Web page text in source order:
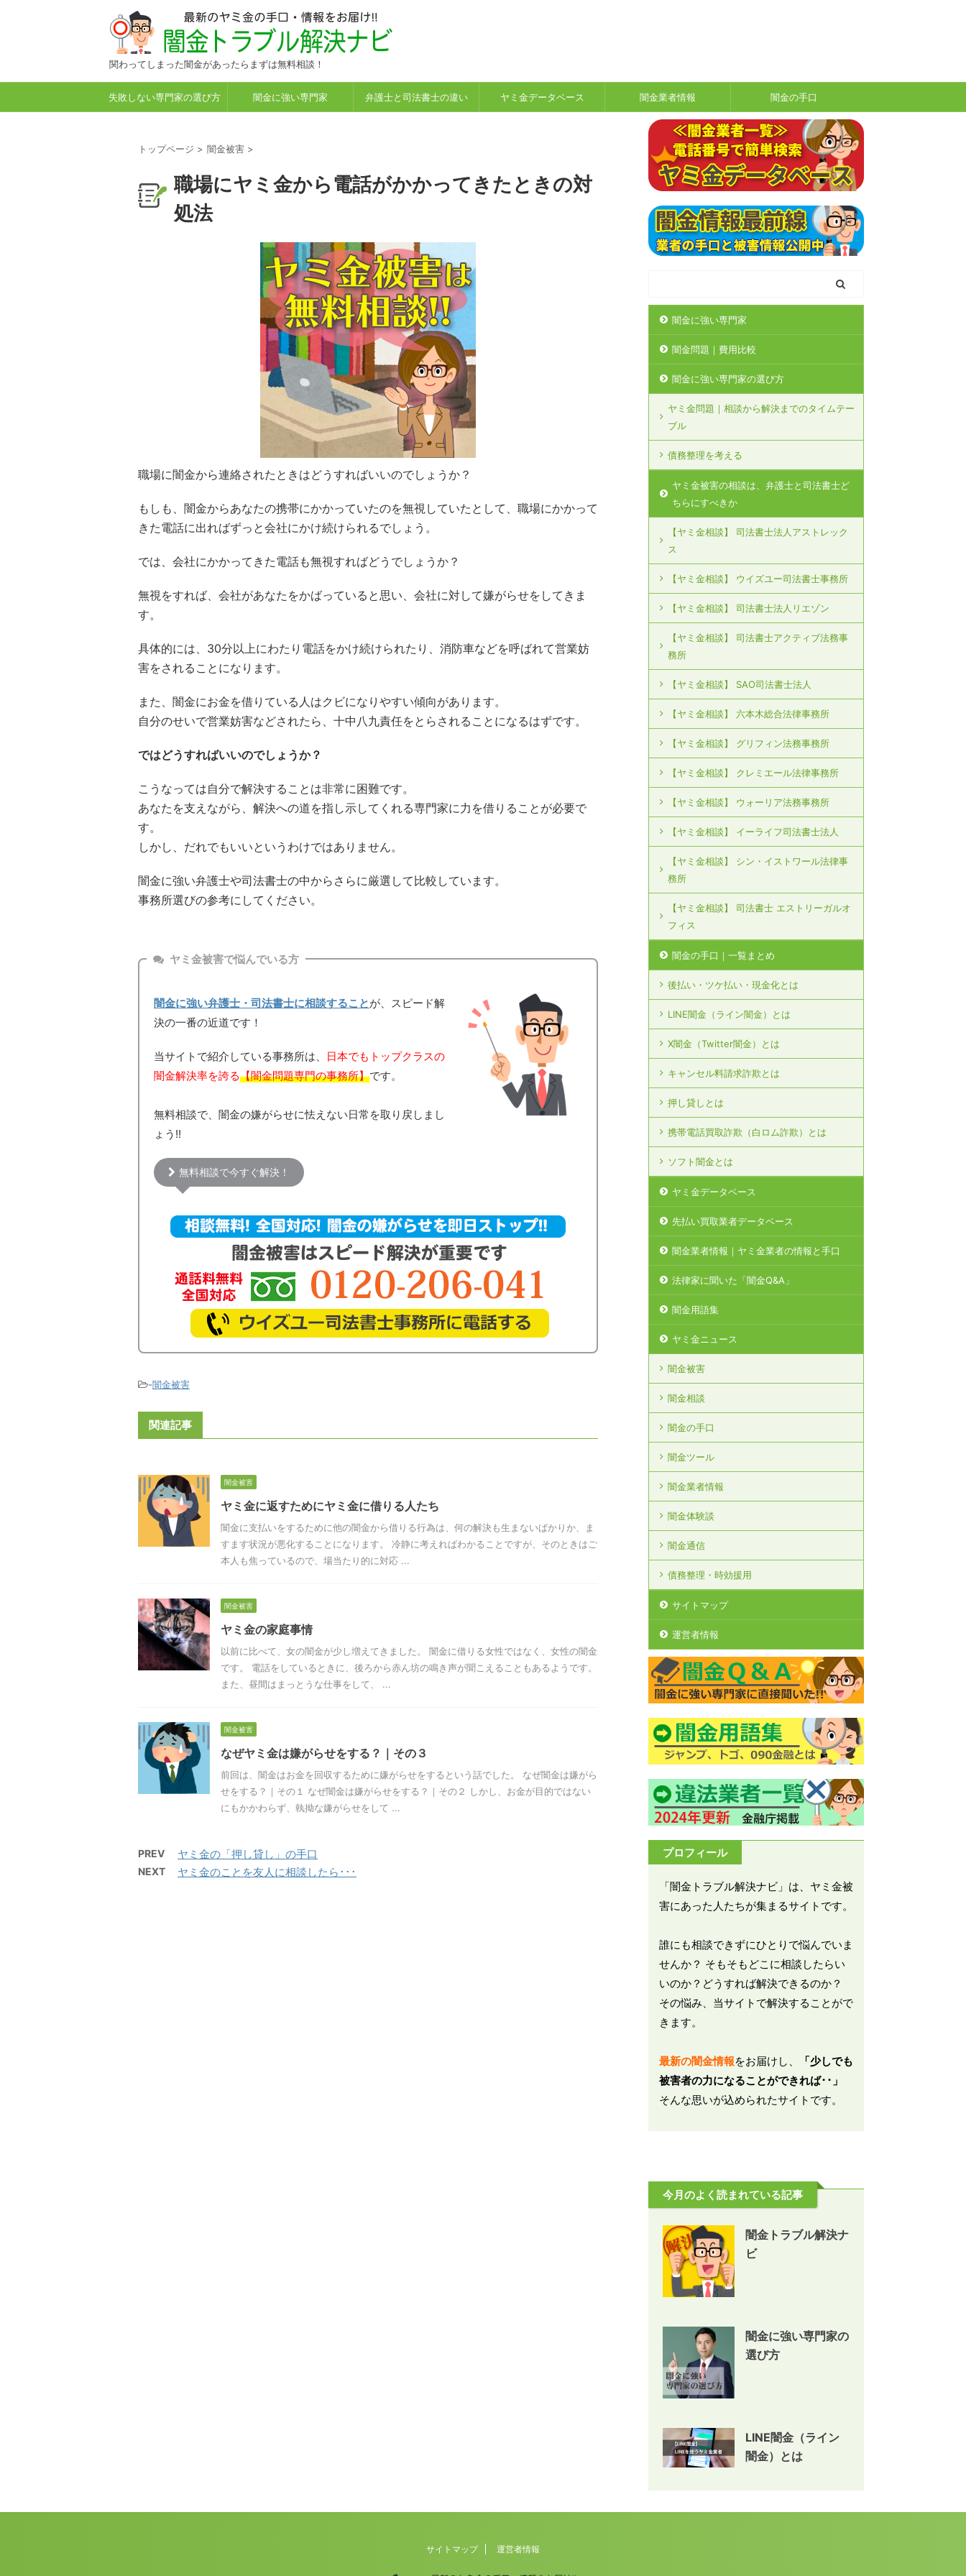
関わってしまった闇金があったらまずは無料相談！
失敗しない専門家の選び方 闇金に強い専門家 弁護士と司法書士の違い ヤミ金データベース 闇金業者情報 闇金の手口
トップページ > 闇金被害 >
職場にヤミ金から電話がかかってきたときの対
処法
職場に闇金から連絡されたときはどうすればいいのでしょうか？
もしも、闇金からあなたの携帯にかかっていたのを無視していたとして、職場にかかって
きた電話に出ればずっと会社にかけ続けられるでしょう。
では、会社にかかってきた電話も無視すればどうでしょうか？
無視をすれば、会社があなたをかばっていると思い、会社に対して嫌がらせをしてきま
す。
具体的には、30分以上にわたり電話をかけ続けられたり、消防車などを呼ばれて営業妨
害をされることになります。
また、闇金にお金を借りている人はクビになりやすい傾向があります。
自分のせいで営業妨害などされたら、十中八九責任をとらされることになるはずです。
ではどうすればいいのでしょうか？
こうなっては自分で解決することは非常に困難です。
あなたを支えながら、解決への道を指し示してくれる専門家に力を借りることが必要で
す。
しかし、だれでもいいというわけではありません。
闇金に強い弁護士や司法書士の中からさらに厳選して比較しています。
事務所選びの参考にしてください。
ヤミ金被害で悩んでいる方
闇金に強い弁護士・司法書士に相談することが、スピード解
決の一番の近道です！
当サイトで紹介している事務所は、
日本でもトップクラスの
闇金解決率を誇る【闇金問題専門の事務所】です。
無料相談で、闇金の嫌がらせに怯えない日常を取り戻しまし
ょう!!
無料相談で今すぐ解決！
-闇金被害
関連記事
闇金被害
ヤミ金に返すためにヤミ金に借りる人たち
闇金に支払いをするために他の闇金から借りる行為は、何の解決も生まないばかりか、ま
すます状況が悪化することになります。 冷静に考えればわかることですが、そのときはご
本人も焦っているので、場当たり的に対応 ...
闇金被害
ヤミ金の家庭事情
以前に比べて、女の闇金が少し増えてきました。 闇金に借りる女性ではなく、女性の闇金
です。 電話をしているときに、後ろから赤ん坊の鳴き声が聞こえることもあるようです。
また、昼間はまっとうな仕事をして、 ...
闇金被害
なぜヤミ金は嫌がらせをする？｜その３
前回は、闇金はお金を回収するために嫌がらせをするという話でした。 なぜ闇金は嫌がら
せをする？｜その１ なぜ闇金は嫌がらせをする？｜その２ しかし、お金が目的ではない
にもかかわらず、執拗な嫌がらせをして ...
PREV ヤミ金の「押し貸し」の手口
NEXT ヤミ金のことを友人に相談したら･･･
闇金に強い専門家
闇金問題｜費用比較
闇金に強い専門家の選び方
ヤミ金問題｜相談から解決までのタイムテー
ブル
債務整理を考える
ヤミ金被害の相談は、弁護士と司法書士ど
ちらにすべきか
【ヤミ金相談】 司法書士法人アストレック
ス
【ヤミ金相談】 ウイズユー司法書士事務所
【ヤミ金相談】 司法書士法人リエゾン
【ヤミ金相談】 司法書士アクティブ法務事
務所
【ヤミ金相談】 SAO司法書士法人
【ヤミ金相談】 六本木総合法律事務所
【ヤミ金相談】 グリフィン法務事務所
【ヤミ金相談】 クレミエール法律事務所
【ヤミ金相談】 ウォーリア法務事務所
【ヤミ金相談】 イーライフ司法書士法人
【ヤミ金相談】 シン・イストワール法律事
務所
【ヤミ金相談】 司法書士 エストリーガルオ
フィス
闇金の手口｜一覧まとめ
後払い・ツケ払い・現金化とは
LINE闇金（ライン闇金）とは
X闇金（Twitter闇金）とは
キャンセル料請求詐欺とは
押し貸しとは
携帯電話買取詐欺（白ロム詐欺）とは
ソフト闇金とは
ヤミ金データベース
先払い買取業者データベース
闇金業者情報｜ヤミ金業者の情報と手口
法律家に聞いた「闇金Q&A」
闇金用語集
ヤミ金ニュース
闇金被害
闇金相談
闇金の手口
闇金ツール
闇金業者情報
闇金体験談
闇金通信
債務整理・時効援用
サイトマップ
運営者情報
プロフィール
「闇金トラブル解決ナビ」は、ヤミ金被
害にあった人たちが集まるサイトです。
誰にも相談できずにひとりで悩んでいま
せんか？ そもそもどこに相談したらい
いのか？どうすれば解決できるのか？
その悩み、当サイトで解決することがで
きます。
最新の闇金情報をお届けし、
「少しでも
被害者の力になることができれば･･」
そんな思いが込められたサイトです。
今月のよく読まれている記事
闇金トラブル解決ナ
ビ
闇金に強い専門家の
選び方
LINE闇金（ライン
闇金）とは
サイトマップ 運営者情報